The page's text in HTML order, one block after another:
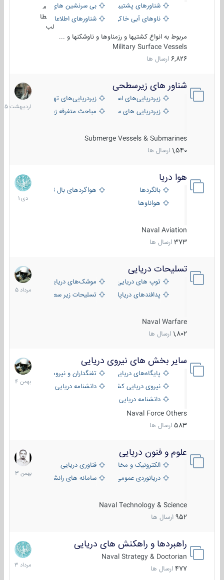
شناورهای پشتیبانی
بی سرنشین های دریایی
ناوهای آبی خاکی و نیروبرشناورهای اطلاعاتی و جاسوسی
طا
لب
مربوط به انواع کشتیها و رزمناوها و ناوشکنها و ...
Military Surface Vessels
6,826 ارسال ها
شناور های زیرسطحی
زیردریایی‌های استراتژیکزیردریایی‌های تهاجمی
زیردریایی های سبک
مباحث متفرقه زیرسطحی
Submerge Vessels & Submarines
1,540 ارسال ها
31
1405
هوا دریا
بالگردها
هواگردهای بال ثابت
هواناوها
Naval Aviation
373 ارسال ها
12
دی
1401
تسلیحات دریایی
توپ های دریایی
موشک‌های دریایی
پدافندهای دریاپایه
تسلیحات زیر سطحی
Naval Warfare
1,802 ارسال ها
2
مرداد
1405
سایر بخش های نیروی دریایی
پایگاه‌های دریایی
تفنگداران و نیروهای ویژه‌ی دریایی
نیروی دریایی کشورهای مختلفدانشنامه دریایی
دانشنامه دریایی کپی
Naval Force Others
583 ارسال ها
22
بهمن
1404
علوم و فنون دریایی
الکترونیک و مخابرات دریاییفناوری دریایی
دریانوردی عمومی
سامانه های رانشی دریایی
Naval Technology & Science
952 ارسال ها
6
بهمن
1403
راهبردها و راهکنش های دریایی
Naval Strategy & Doctorian
477 ارسال ها
2
مرداد
1403